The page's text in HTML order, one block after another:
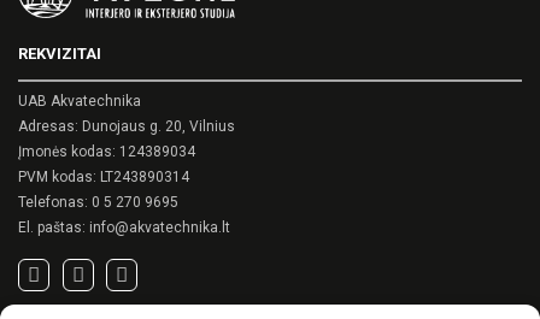
options
be
on
page
REKVIZITAI
UAB Akvatechnika
Adresas: Dunojaus g. 20, Vilnius
Įmonės kodas: 124389034
PVM kodas: LT243890314
Telefonas: 0 5 270 9695
El. paštas: info@akvatechnika.lt